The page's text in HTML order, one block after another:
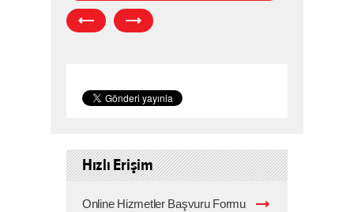
Hızlı Erişim
Online Hizmetler Başvuru Formu